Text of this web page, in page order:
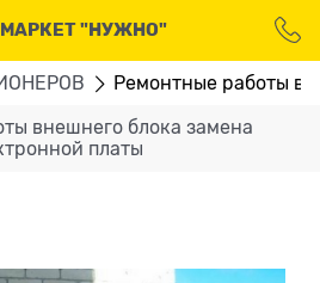
"НУЖНО"
Ремонтные работы
внешнего блока замена
платы